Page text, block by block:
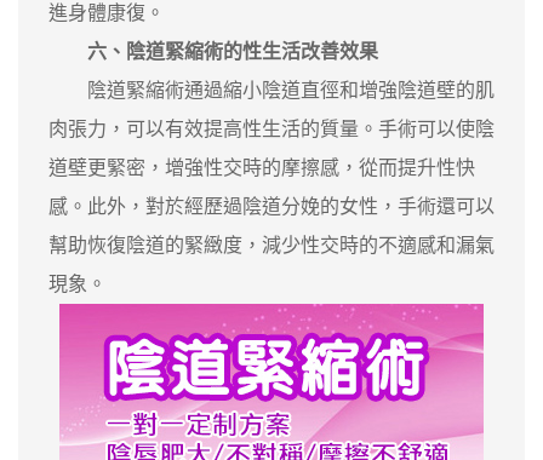
進身體康復。
六 、 陰道緊縮術的性生活改善效果
陰道緊縮術通過縮小陰道直徑和增強陰道壁的肌
肉張力，可以有效提高性生活的質量。手術可以使陰
道壁更緊密，增強性交時的摩擦感，從而提升性快
感。此外，對於經歷過陰道分娩的女性，手術還可以
幫助恢復陰道的緊緻度，減少性交時的不適感和漏氣
現象。